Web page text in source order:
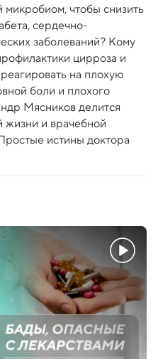
чтобы снизить
сердечно-
заболеваний? Кому
цирроза и
на плохую
боли и плохого
Мясников делится
жизни и врачебной
истины доктора